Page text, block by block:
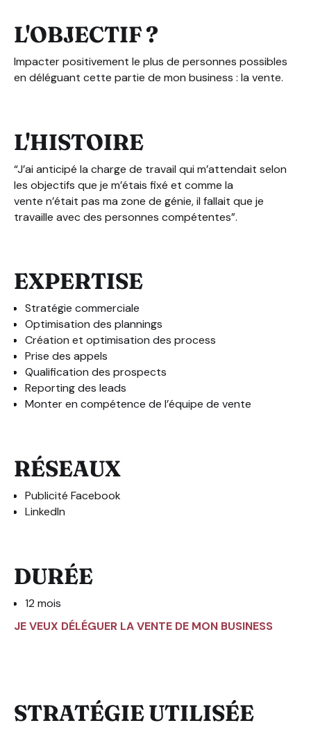
L'OBJECTIF ?
Impacter positivement le plus de personnes possibles
en déléguant cette partie de mon business : la vente.
L'HISTOIRE
“J’ai anticipé la charge de travail qui m’attendait selon
les objectifs que je m’étais fixé et comme la
vente n’était pas ma zone de génie, il fallait que je
travaille avec des personnes compétentes”.
EXPERTISE
Stratégie commerciale
Optimisation des plannings
Création et optimisation des process
Prise des appels
Qualification des prospects
Reporting des leads
Monter en compétence de l’équipe de vente
RÉSEAUX
Publicité Facebook
LinkedIn
DURÉE
12 mois
JE VEUX DÉLÉGUER LA VENTE DE MON BUSINESS
STRATÉGIE UTILISÉE